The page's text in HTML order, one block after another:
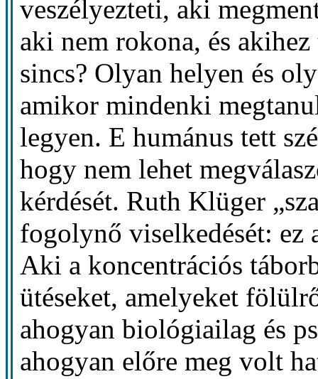
veszélyezteti, aki
aki nem rokona, és
sincs? Olyan helyen és
amikor mindenki
legyen. E humánus tett
hogy nem lehet
kérdését. Ruth Klüger
fogolynő viselkedését: ez
Aki a koncentrációs
ütéseket, amelyeket
ahogyan biológiailag és
ahogyan előre meg volt